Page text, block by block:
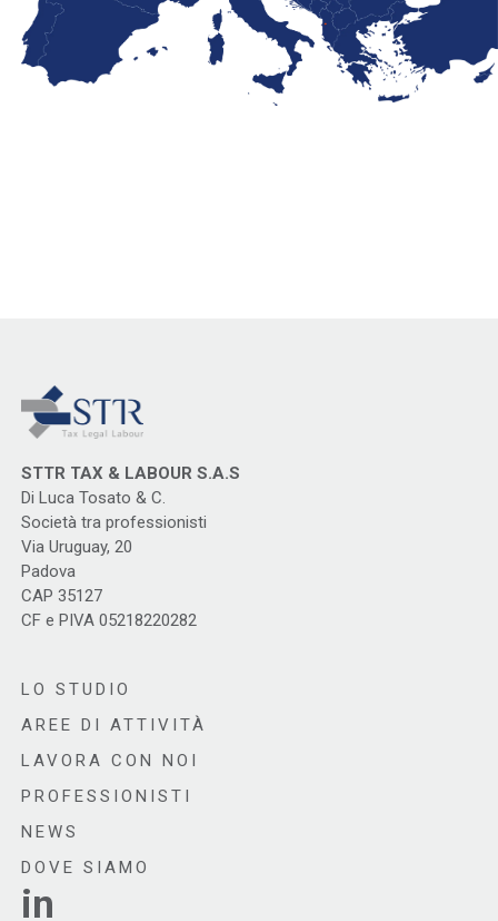
STTR TAX & LABOUR S.A.S
Di Luca Tosato & C.
Società tra professionisti
Via Uruguay, 20
Padova
CAP 35127
CF e PIVA 05218220282
LO STUDIO
AREE DI ATTIVITÀ
LAVORA CON NOI
PROFESSIONISTI
NEWS
DOVE SIAMO
in